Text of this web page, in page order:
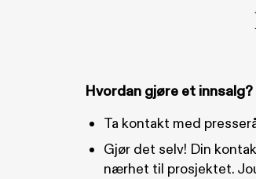
Hvordan gjøre et innsalg?
Ta kontakt med
Gjør det selv! Din
nærhet til prosjektet.